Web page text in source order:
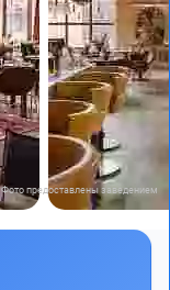
Фото предоставлены заведением